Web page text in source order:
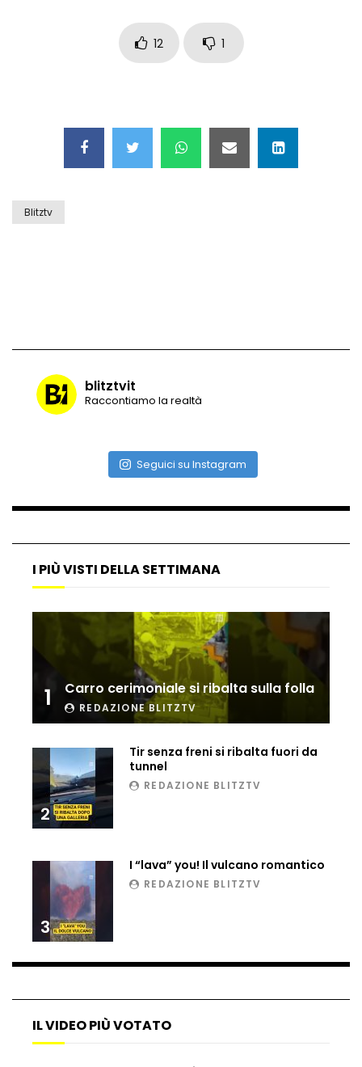
Esplode cabina elettrica sotterranea
Vulcano di ghiaccio a New York #neve
Ammiocuggino con la ruspa… finisce
Atterraggio di emergenza tra le auto:
attimi di paura
Incidente aereo a Mogadiscio, aereo
perde il controllo
Ucraina, ecco come gli F16 intercettano
Tir bloccato sul passaggio a livello:
treno lo distrugge
Parco divertimenti, attrazione cede
all’improvviso
Auto fuori controllo in Guatemala,
rompighiaccio a Mosca
12 1
Blitztv
blitztvit
Raccontiamo la realtà
Seguici su Instagram
I PIÙ VISTI DELLA SETTIMANA
1 Carro cerimoniale si ribalta sulla folla
REDAZIONE BLITZTV
2
Tir senza freni si ribalta fuori da
tunnel
REDAZIONE BLITZTV
3
I “lava” you! Il vulcano romantico
REDAZIONE BLITZTV
IL VIDEO PIÙ VOTATO